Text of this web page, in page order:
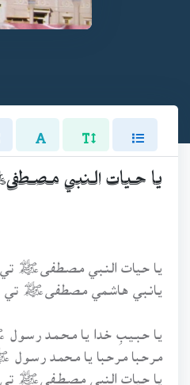
يـا حـيات الـنـبي
يـا حـيات الـنـبي مـصـطفىﷺ
يـانـبي هـاشـمي مـصطفىﷺ تي
يـا حـبـيـبِ خـدا يـا مـحـمـد
مـرحـبا مـرحـبا يـا مـحمـد
يـا حـيات الـنبي مـصـطـفىﷺ